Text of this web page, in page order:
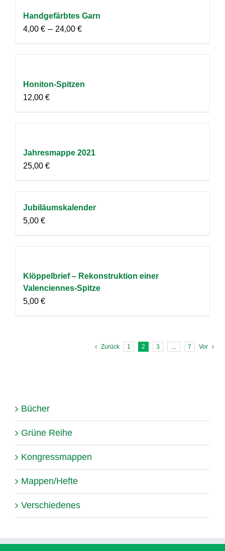
Handgefärbtes Garn
4,00 € – 24,00 €
Honiton-Spitzen
12,00 €
Jahresmappe 2021
25,00 €
Jubiläumskalender
5,00 €
Klöppelbrief – Rekonstruktion einer
Valenciennes-Spitze
5,00 €
Zurück 1 2 3 7 Vor
Bücher
Grüne Reihe
Kongressmappen
Mappen/Hefte
Verschiedenes